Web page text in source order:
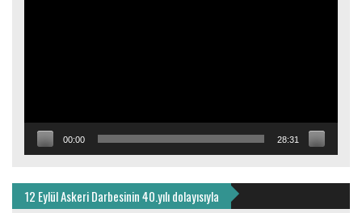
00:00 28:31
12 Eylül Askeri Darbesinin 40.yılı dolayısıyla